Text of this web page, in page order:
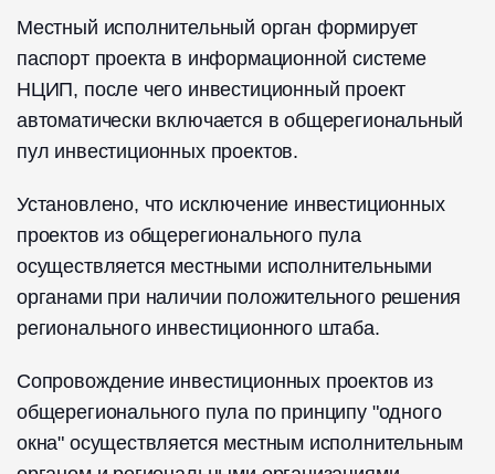
Местный исполнительный орган формирует
паспорт проекта в информационной системе
НЦИП, после чего инвестиционный проект
автоматически включается в общерегиональный
пул инвестиционных проектов.
Установлено, что исключение инвестиционных
проектов из общерегионального пула
осуществляется местными исполнительными
органами при наличии положительного решения
регионального инвестиционного штаба.
Сопровождение инвестиционных проектов из
общерегионального пула по принципу "одного
окна" осуществляется местным исполнительным